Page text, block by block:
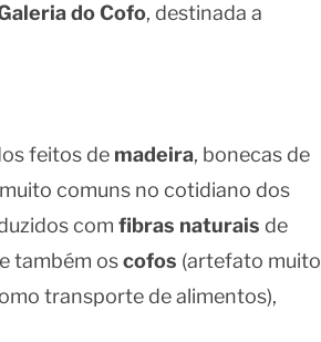
do Cofo, destinada a
feitos de madeira, bonecas de
comuns no cotidiano dos
com fibras naturais de
também oscofos (artefato muito
transporte de alimentos),